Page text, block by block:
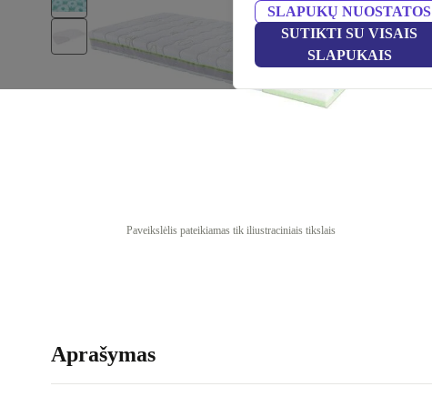
SLAPUKŲ NUOSTATOS
SUTIKTI SU VISAIS
SLAPUKAIS
Paveikslėlis pateikiamas tik iliustraciniais tikslais
Aprašymas